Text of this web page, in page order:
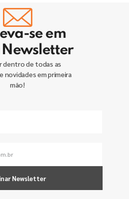
se em
Newsletter
dentro de todas as
novidades em primeira
mão!
Newsletter